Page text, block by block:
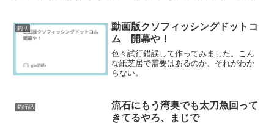
釣り
動画版クソフィッシングドットコ
ム 開幕や！
色々試行錯誤して作ってみました。こん
な紙芝居で需要はあるのか、それがわか
らない。
釣行記
流石にもう湾奥でも太刀魚回って
きてるやろ、まじで